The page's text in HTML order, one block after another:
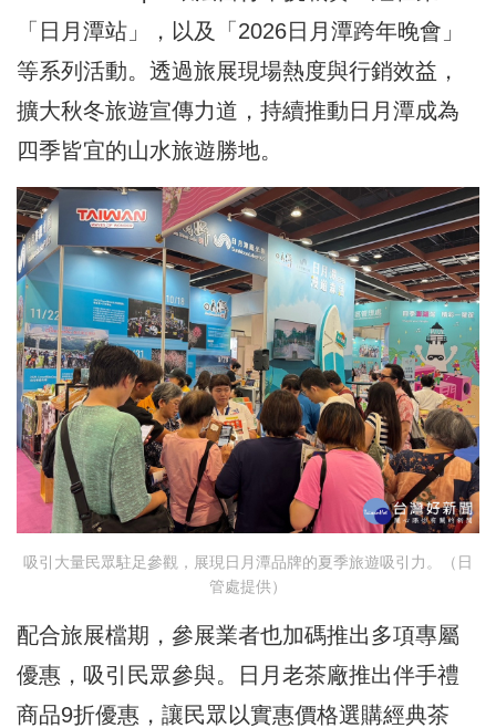
「日月潭站」，以及「2026日月潭跨年晚會」
等系列活動。透過旅展現場熱度與行銷效益，
擴大秋冬旅遊宣傳力道，持續推動日月潭成為
四季皆宜的山水旅遊勝地。
吸引大量民眾駐足參觀，展現日月潭品牌的夏季旅遊吸引力。（日
管處提供）
配合旅展檔期，參展業者也加碼推出多項專屬
優惠，吸引民眾參與。日月老茶廠推出伴手禮
商品9折優惠，讓民眾以實惠價格選購經典茶